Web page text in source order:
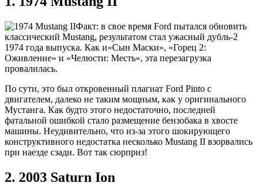
Факт: в свое время Ford пытался обновить
классический Mustang, результатом стал ужасный дубль-2
1974 года выпуска. Как и«Сын Маски», «Горец 2:
Оживление» и «Челюсти: Месть», эта перезагрузка
провалилась.
По сути, это был откровенный плагиат Ford Pinto с
двигателем, далеко не таким мощным, как у оригинального
Мустанга. Как будто этого недостаточно, последней
фатальной ошибкой стало размещение бензобака в хвосте
машины. Неудивительно, что из-за этого шокирующего
конструктивного недостатка несколько Mustang II взорвались
при наезде сзади. Вот так сюрприз!
2. 2003 Saturn Ion